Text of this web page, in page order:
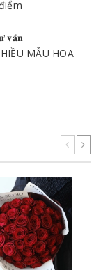
𝐯𝐚̂́𝐧
MẪU HOA